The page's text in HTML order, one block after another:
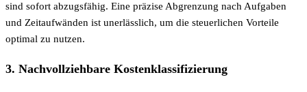
sind sofort abzugsfähig. Eine präzise Abgrenzung nach Aufgaben
und Zeitaufwänden ist unerlässlich, um die steuerlichen Vorteile
optimal zu nutzen.
3. Nachvollziehbare Kostenklassifizierung